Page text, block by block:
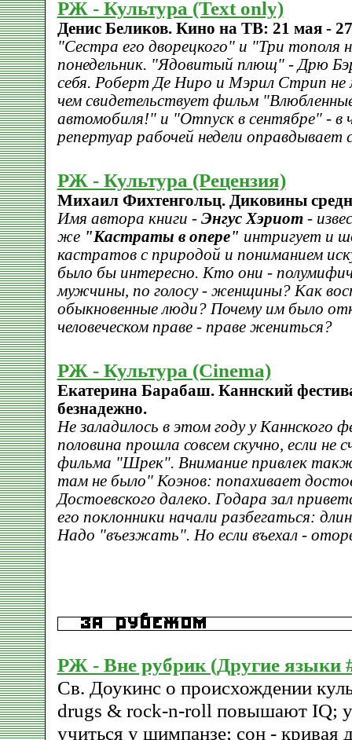
РЖ - Культура (Text only)
Денис Беликов. Кино на ТВ: 21 мая -
"Сестра его дворецкого" и "Три тополя
понедельник. "Ядовитый плющ" - Дрю
себя. Роберт Де Ниро и Мэрил Стрип не
чем свидетельствует фильм
автомобиля!" и "Отпуск в сентябре" - в
репертуар рабочей недели оправдывает
РЖ - Культура (Рецензия)
Михаил Фихтенгольц. Диковины
Имя автора книги - Энгус Хэриот -
же "Кастраты в опере" интригует и
кастратов с природой и пониманием
было бы интересно. Кто они -
мужчины, по голосу - женщины? Как
обыкновенные люди? Почему им было
человеческом праве - праве жениться?
РЖ - Культура (Cinema)
Екатерина Барабаш. Каннский
безнадежно.
Не заладилось в этом году у Каннского
половина прошла совсем скучно, если не
фильма "Шрек". Внимание привлек
там не было" Коэнов: попахивает
Достоевского далеко. Годара зал
его поклонники начали разбегаться:
Надо "въезжать". Но если въехал -
РЖ - Вне рубрик (Другие языки
Св. Доукинс о происхождении
drugs & rock-n-roll повышают IQ;
учиться у шимпанзе; сон - кривая